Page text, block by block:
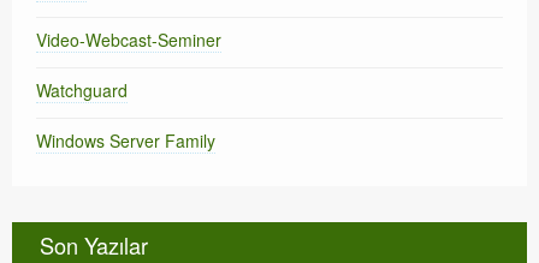
Video-Webcast-Seminer
Watchguard
Windows Server Family
Son Yazılar